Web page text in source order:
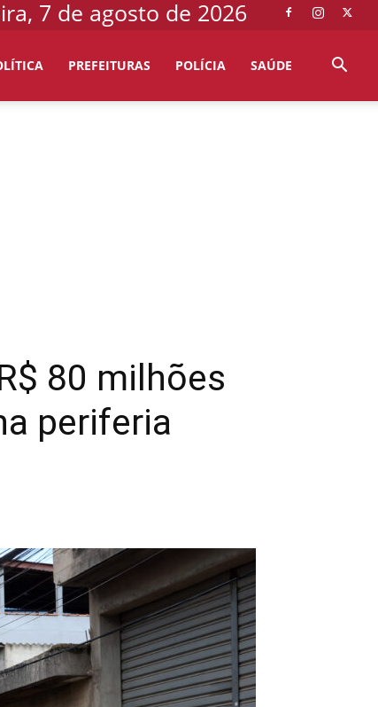
7 de agosto de 2026
PREFEITURAS POLÍCIA SAÚDE
80 milhões
periferia